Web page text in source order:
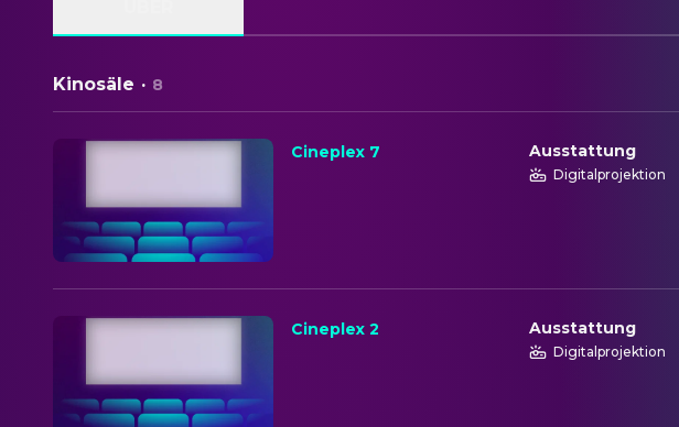
Kinosäle · 8
Cineplex 7 Ausstattung
Digitalprojektion
Cineplex 2 Ausstattung
Digitalprojektion